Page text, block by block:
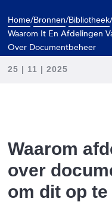
Home/Bronnen/Bibliotheek
Waarom It En Afdelingen
Over Documentbeheer
25 | 11 | 2025
Waarom
over
om dit op